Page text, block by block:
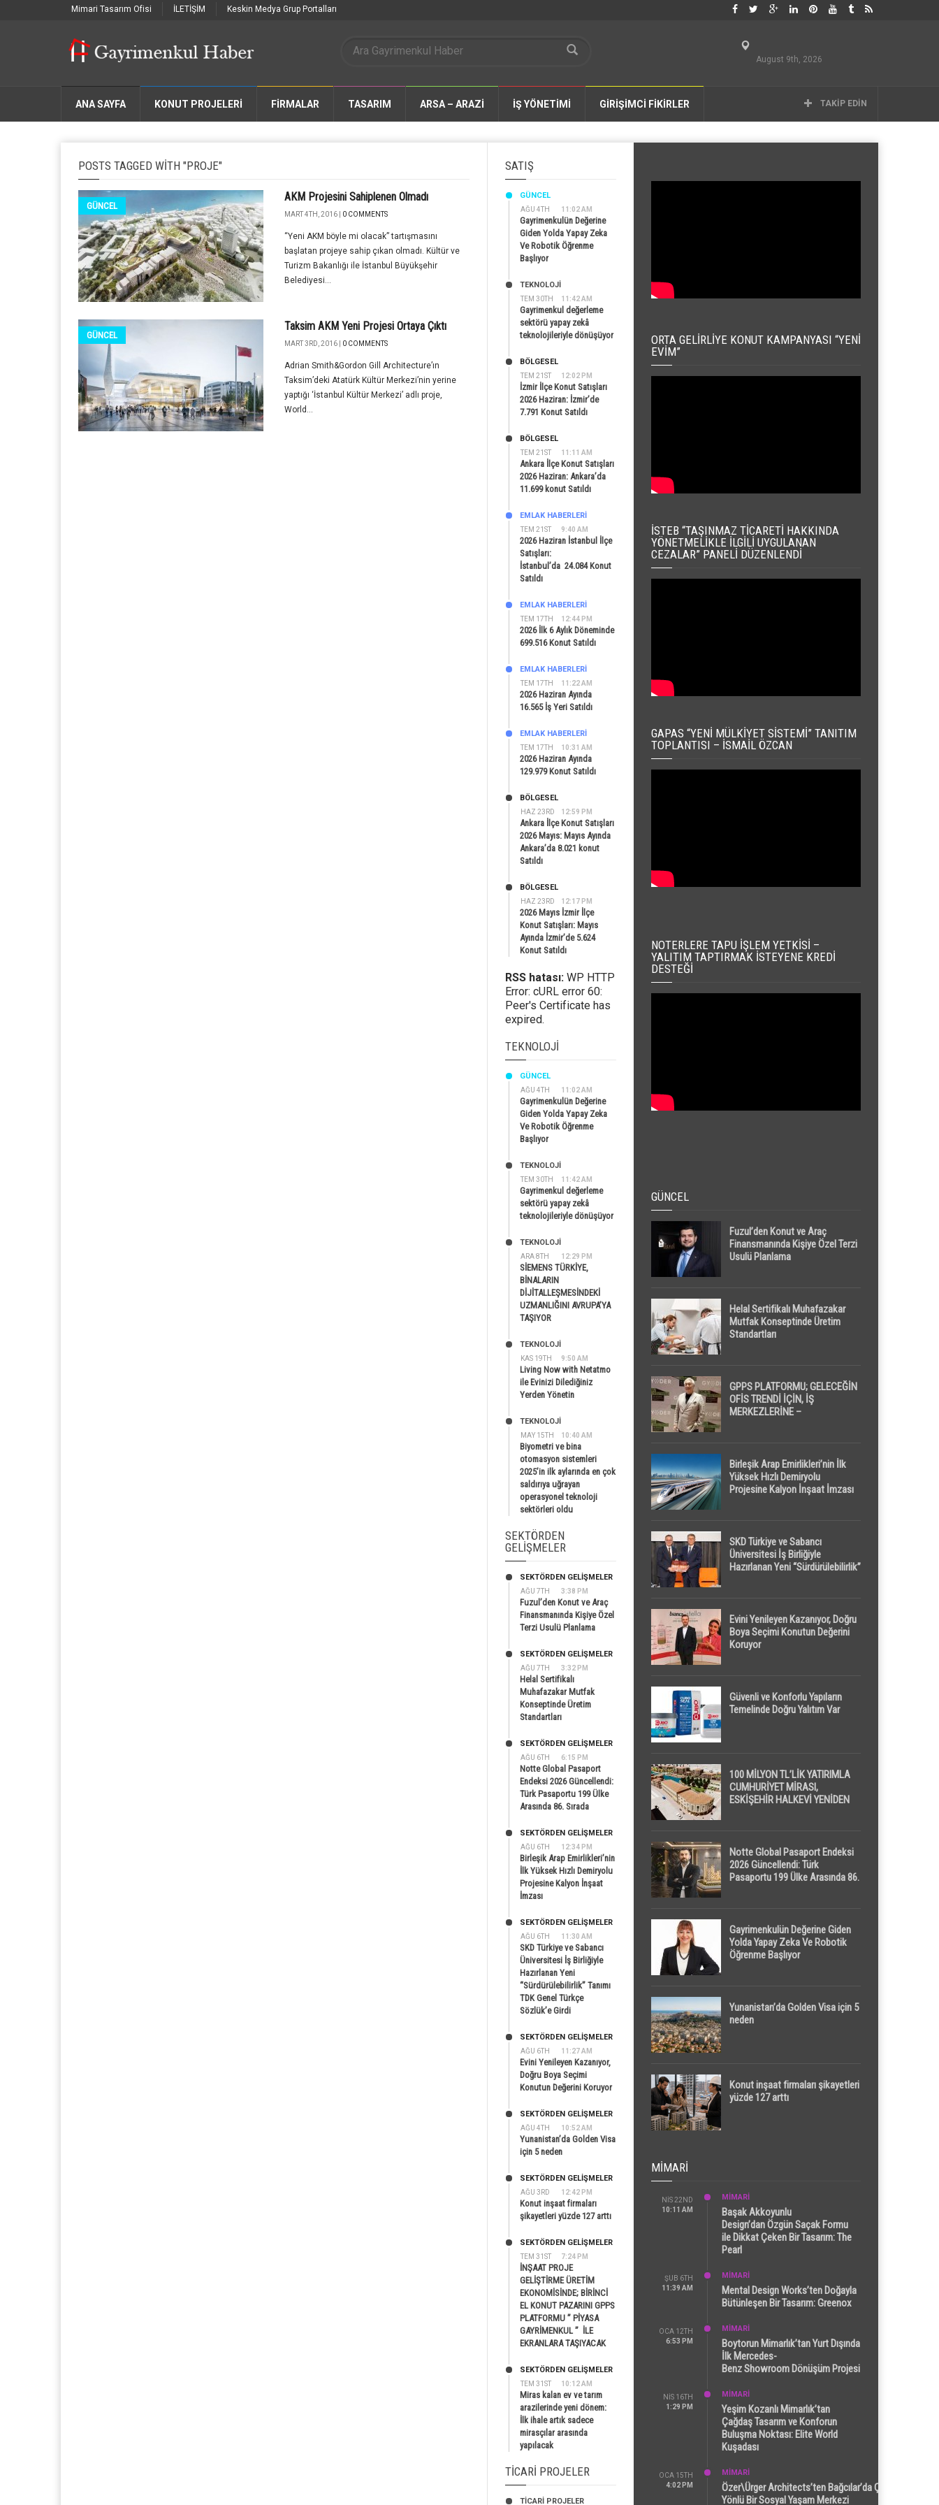
Mimari Tasarım Ofisi İLETİŞİM Keskin Medya Grup Portalları
August 9th, 2026
ANA SAYFA KONUT PROJELERİ FIRMALAR TASARIM ARSA – ARAZİ İŞ YÖNETİMİ GİRİŞİMCİ FİKİRLER TAKIP EDIN
POSTS TAGGED WITH "PROJE"
GÜNCEL
AKM Projesini Sahiplenen Olmadı
MART 4TH, 2016 | 0 COMMENTS
“Yeni AKM böyle mi olacak” tartışmasını
başlatan projeye sahip çıkan olmadı. Kültür ve
Turizm Bakanlığı ile İstanbul Büyükşehir
Belediyesi...
GÜNCEL
Taksim AKM Yeni Projesi Ortaya Çıktı
MART 3RD, 2016 | 0 COMMENTS
Adrian Smith&Gordon Gill Architecture’ın
Taksim’deki Atatürk Kültür Merkezi’nin yerine
yaptığı ‘İstanbul Kültür Merkezi’ adlı proje,
World...
SATIŞ
AĞU 4TH 11:02 AM
GÜNCEL
Gayrimenkulün Değerine
Giden Yolda Yapay Zeka
Ve Robotik Öğrenme
Başlıyor
TEM 30TH 11:42 AM
TEKNOLOJİ
Gayrimenkul değerleme
sektörü yapay zekâ
teknolojileriyle dönüşüyor
TEM 21ST 12:02 PM
BÖLGESEL
İzmir İlçe Konut Satışları
2026 Haziran: İzmir’de
7.791 Konut Satıldı
TEM 21ST 11:11 AM
BÖLGESEL
Ankara İlçe Konut Satışları
2026 Haziran: Ankara’da
11.699 konut Satıldı
TEM 21ST 9:40 AM
EMLAK HABERLERI
2026 Haziran İstanbul İlçe
Satışları:
İstanbul’da 24.084 Konut
Satıldı
TEM 17TH 12:44 PM
EMLAK HABERLERI
2026 İlk 6 Aylık Döneminde
699.516 Konut Satıldı
TEM 17TH 11:22 AM
EMLAK HABERLERI
2026 Haziran Ayında
16.565 İş Yeri Satıldı
TEM 17TH 10:31 AM
EMLAK HABERLERI
2026 Haziran Ayında
129.979 Konut Satıldı
HAZ 23RD 12:59 PM
BÖLGESEL
Ankara İlçe Konut Satışları
2026 Mayıs: Mayıs Ayında
Ankara’da 8.021 konut
Satıldı
HAZ 23RD 12:17 PM
BÖLGESEL
2026 Mayıs İzmir İlçe
Konut Satışları: Mayıs
Ayında İzmir’de 5.624
Konut Satıldı
RSS hatası: WP HTTP
Error: cURL error 60:
Peer's Certificate has
expired.
TEKNOLOJI
AĞU 4TH 11:02 AM
GÜNCEL
Gayrimenkulün Değerine
Giden Yolda Yapay Zeka
Ve Robotik Öğrenme
Başlıyor
TEM 30TH 11:42 AM
TEKNOLOJİ
Gayrimenkul değerleme
sektörü yapay zekâ
teknolojileriyle dönüşüyor
ARA 8TH 12:29 PM
TEKNOLOJİ
SİEMENS TÜRKİYE,
BİNALARIN
DİJİTALLEŞMESİNDEKİ
UZMANLIĞINI AVRUPA’YA
TAŞIYOR
KAS 19TH 9:50 AM
TEKNOLOJİ
Living Now with Netatmo
ile Evinizi Dilediğiniz
Yerden Yönetin
MAY 15TH 10:40 AM
TEKNOLOJİ
Biyometri ve bina
otomasyon sistemleri
2025’in ilk aylarında en çok
saldırıya uğrayan
operasyonel teknoloji
sektörleri oldu
SEKTÖRDEN
GELIŞMELER
AĞU 7TH 3:38 PM
SEKTÖRDEN GELIŞMELER
Fuzul’den Konut ve Araç
Finansmanında Kişiye Özel
Terzi Usulü Planlama
AĞU 7TH 3:32 PM
SEKTÖRDEN GELIŞMELER
Helal Sertifikalı
Muhafazakar Mutfak
Konseptinde Üretim
Standartları
AĞU 6TH 6:15 PM
SEKTÖRDEN GELIŞMELER
Notte Global Pasaport
Endeksi 2026 Güncellendi:
Türk Pasaportu 199 Ülke
Arasında 86. Sırada
AĞU 6TH 12:34 PM
SEKTÖRDEN GELIŞMELER
Birleşik Arap Emirlikleri’nin
İlk Yüksek Hızlı Demiryolu
Projesine Kalyon İnşaat
İmzası
AĞU 6TH 11:30 AM
SEKTÖRDEN GELIŞMELER
SKD Türkiye ve Sabancı
Üniversitesi İş Birliğiyle
Hazırlanan Yeni
“Sürdürülebilirlik” Tanımı
TDK Genel Türkçe
Sözlük’e Girdi
AĞU 6TH 11:27 AM
SEKTÖRDEN GELIŞMELER
Evini Yenileyen Kazanıyor,
Doğru Boya Seçimi
Konutun Değerini Koruyor
AĞU 4TH 10:52 AM
SEKTÖRDEN GELIŞMELER
Yunanistan’da Golden Visa
için 5 neden
AĞU 3RD 12:42 PM
SEKTÖRDEN GELIŞMELER
Konut inşaat firmaları
şikayetleri yüzde 127 arttı
TEM 31ST 7:24 PM
SEKTÖRDEN GELIŞMELER
İNŞAAT PROJE
GELİŞTİRME ÜRETİM
EKONOMİSİNDE; BİRİNCİ
EL KONUT PAZARINI GPPS
PLATFORMU ” PİYASA
GAYRİMENKUL ” İLE
EKRANLARA TAŞIYACAK
TEM 31ST 10:12 AM
SEKTÖRDEN GELIŞMELER
Miras kalan ev ve tarım
arazilerinde yeni dönem:
İlk ihale artık sadece
mirasçılar arasında
yapılacak
TICARI PROJELER
TİCARİ PROJELER
ORTA GELIRLIYE KONUT KAMPANYASI “YENI
EVIM”
İSTEB “TAŞINMAZ TICARETI HAKKINDA
YÖNETMELIKLE İLGILI UYGULANAN
CEZALAR” PANELI DÜZENLENDI
GAPAS “YENI MÜLKIYET SISTEMI” TANITIM
TOPLANTISI – İSMAIL ÖZCAN
NOTERLERE TAPU İŞLEM YETKISI –
YALITIM TAPTIRMAK İSTEYENE KREDI
DESTEĞI
GÜNCEL
Fuzul’den Konut ve Araç
Finansmanında Kişiye Özel Terzi
Usulü Planlama
Helal Sertifikalı Muhafazakar
Mutfak Konseptinde Üretim
Standartları
GPPS PLATFORMU; GELECEĞİN
OFİS TRENDİ İÇİN, İŞ
MERKEZLERİNE –
Birleşik Arap Emirlikleri’nin İlk
Yüksek Hızlı Demiryolu
Projesine Kalyon İnşaat İmzası
SKD Türkiye ve Sabancı
Üniversitesi İş Birliğiyle
Hazırlanan Yeni “Sürdürülebilirlik”
Evini Yenileyen Kazanıyor, Doğru
Boya Seçimi Konutun Değerini
Koruyor
Güvenli ve Konforlu Yapıların
Temelinde Doğru Yalıtım Var
100 MİLYON TL’LİK YATIRIMLA
CUMHURİYET MİRASI,
ESKİŞEHİR HALKEVİ YENİDEN
Notte Global Pasaport Endeksi
2026 Güncellendi: Türk
Pasaportu 199 Ülke Arasında 86.
Gayrimenkulün Değerine Giden
Yolda Yapay Zeka Ve Robotik
Öğrenme Başlıyor
Yunanistan’da Golden Visa için 5
neden
Konut inşaat firmaları şikayetleri
yüzde 127 arttı
MIMARI
NIS 22ND
10:11 AM
MİMARİ
Başak Akkoyunlu
Design’dan Özgün Saçak Formu
ile Dikkat Çeken Bir Tasarım: The
Pearl
ŞUB 6TH
11:39 AM
MİMARİ
Mental Design Works’ten Doğayla
Bütünleşen Bir Tasarım: Greenox
OCA 12TH
6:53 PM
MİMARİ
Boytorun Mimarlık’tan Yurt Dışında
İlk Mercedes-
Benz Showroom Dönüşüm Projesi
NIS 16TH
1:29 PM
MİMARİ
Yeşim Kozanlı Mimarlık’tan
Çağdaş Tasarım ve Konforun
Buluşma Noktası: Elite World
Kuşadası
OCA 15TH
4:02 PM
MİMARİ
Özer\Ürger Architects’ten Bağcılar’da Çok
Yönlü Bir Sosyal Yaşam Merkezi